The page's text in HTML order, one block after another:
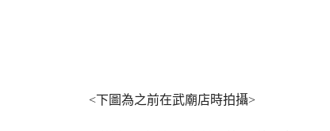
<下圖為之前在武廟店時拍攝>